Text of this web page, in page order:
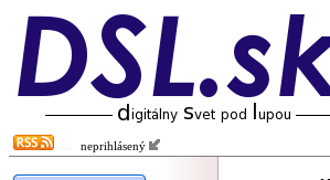
neprihlásený